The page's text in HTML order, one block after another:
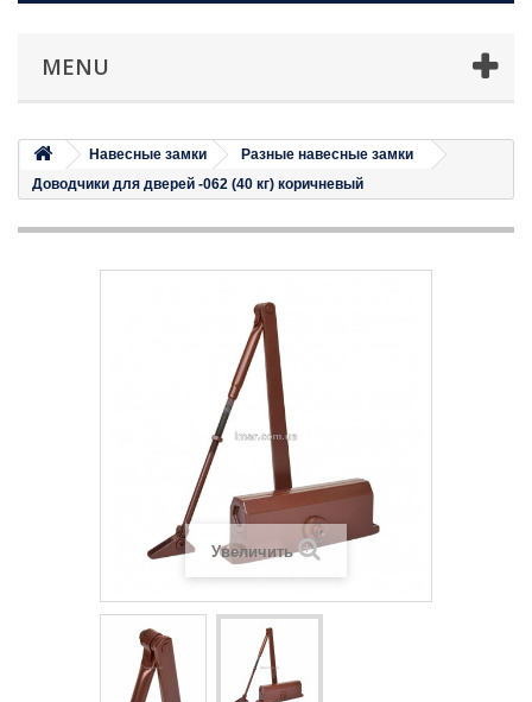
MENU
Навесные замки
Разные навесные замки
Доводчики для дверей -062 (40 кг) коричневый
Увеличить